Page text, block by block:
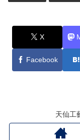
X
Facebook
天仙工